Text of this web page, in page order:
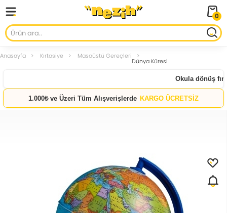
0
Anasayfa Kırtasiye Masaüstü Gereçleri
Dünya Küresi
Okula dönüş
1.000₺ ve Üzeri Tüm Alışverişlerde KARGO ÜCRETSİZ